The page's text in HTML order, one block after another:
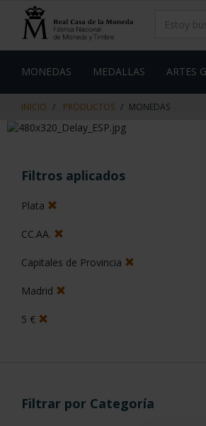
contenido
de
MONEDAS MEDALLAS ARTES
INICIO PRODUCTOS MONEDAS
Filtros aplicados
Plata
CC.AA.
Capitales de Provincia
Madrid
5 €
Filtrar por Categoría